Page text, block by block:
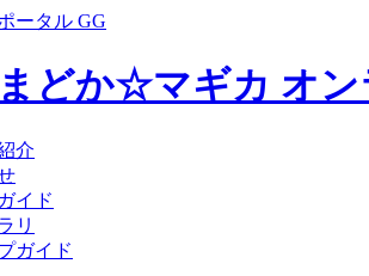
ータル GG
どか☆マギカ オン
介
イド
リ
ガイド